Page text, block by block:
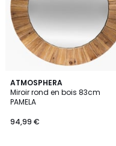
ATMOSPHERA
Miroir rond en bois 83cm
PAMELA
€.
94,99 €